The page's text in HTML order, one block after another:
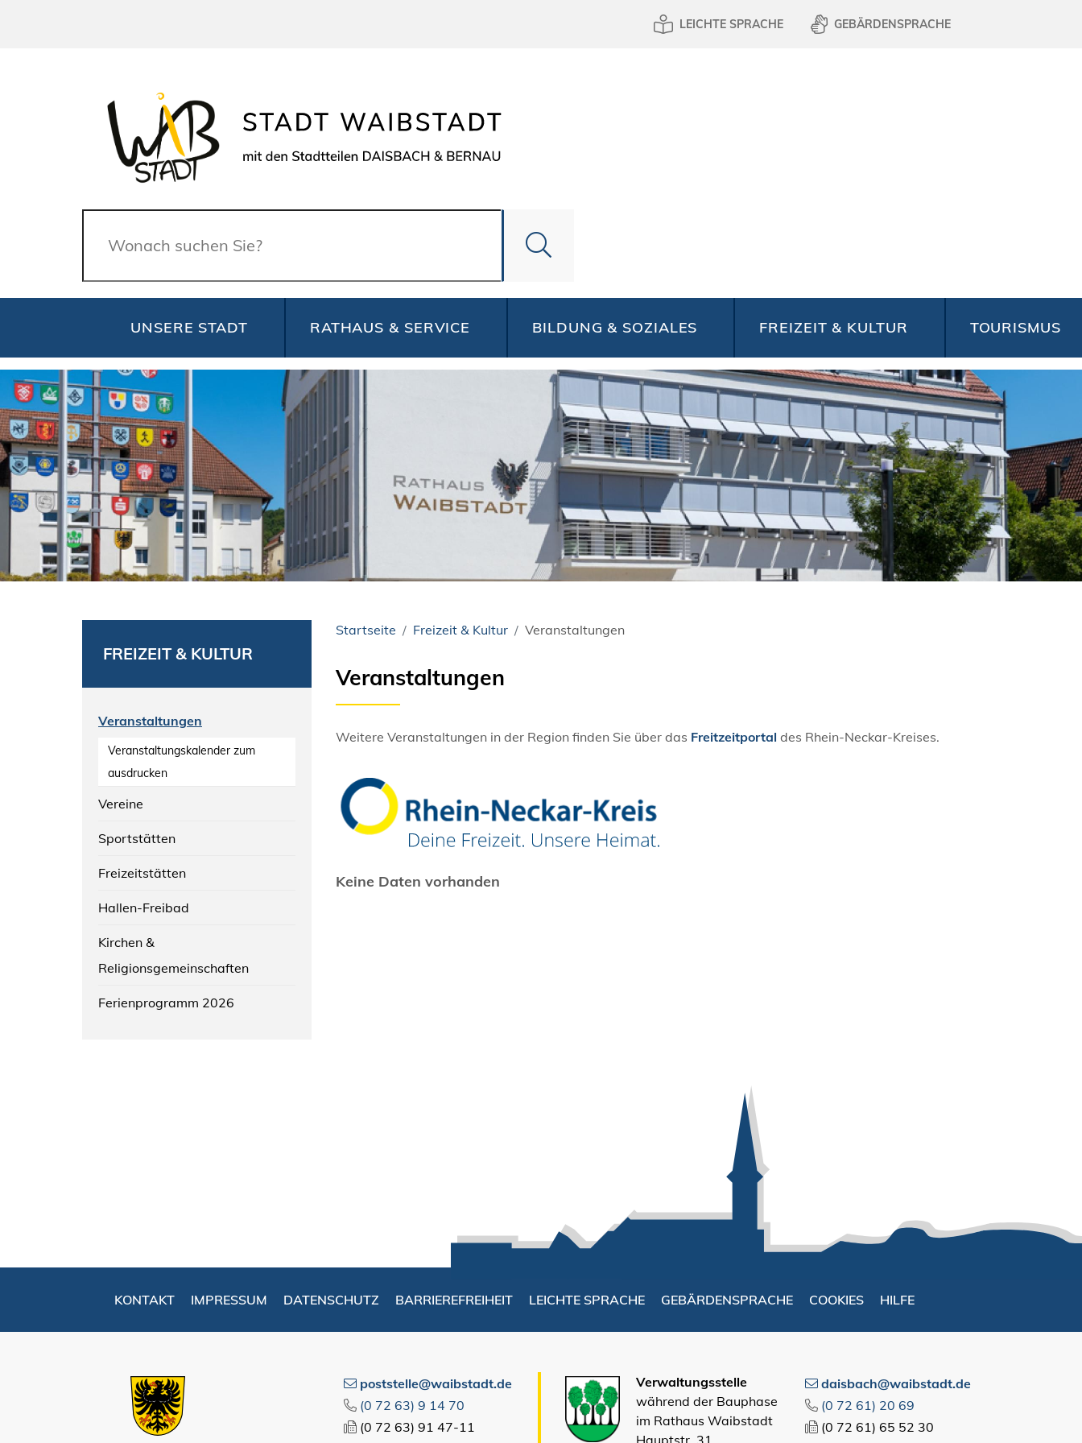
LEICHTE SPRACHE GEBÄRDENSPRACHE
Suche
UNSERE STADT RATHAUS & SERVICE BILDUNG & SOZIALES FREIZEIT & KULTUR TOURISMUS
FREIZEIT & KULTUR
Veranstaltungen
Veranstaltungskalender zum
ausdrucken
Vereine
Sportstätten
Freizeitstätten
Hallen-Freibad
Kirchen &
Religionsgemeinschaften
Ferienprogramm 2026
Startseite Freizeit & Kultur Veranstaltungen
Veranstaltungen
Weitere Veranstaltungen in der Region finden Sie über das Freitzeitportal des Rhein-Neckar-Kreises.
Keine Daten vorhanden
KONTAKT IMPRESSUM DATENSCHUTZ BARRIEREFREIHEIT LEICHTE SPRACHE GEBÄRDENSPRACHE COOKIES HILFE
poststelle@waibstadt.de
(0 72 63) 9 14 70
(0 72 63) 91 47-11
Verwaltungsstelle
während der Bauphase
im Rathaus Waibstadt
daisbach@waibstadt.de
(0 72 61) 20 69
(0 72 61) 65 52 30